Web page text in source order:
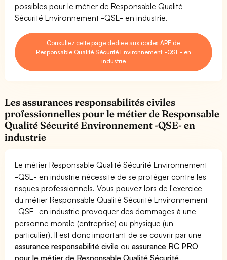
possibles pour le métier de Responsable Qualité
Sécurité Environnement -QSE- en industrie.
Consultez cette page dédiée aux codes APE de
Responsable Qualité Sécurité Environnement -QSE- en
industrie
Les assurances responsabilités civiles
professionnelles pour le métier de Responsable
Qualité Sécurité Environnement -QSE- en
industrie
Le métier Responsable Qualité Sécurité Environnement
-QSE- en industrie nécessite de se protéger contre les
risques professionnels. Vous pouvez lors de l'exercice
du métier Responsable Qualité Sécurité Environnement
-QSE- en industrie provoquer des dommages à une
personne morale (entreprise) ou physique (un
particulier). Il est donc important de se couvrir par une
assurance responsabilité civile ouassurance RC PRO
pour le métier de Responsable Qualité Sécurité